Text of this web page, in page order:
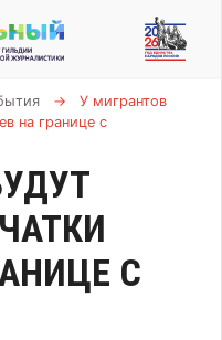
→
У мигрантов
на границе с
С